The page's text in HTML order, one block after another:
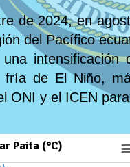
de 2024, en
del Pacífico
de El Niño,
ONI y el ICEN